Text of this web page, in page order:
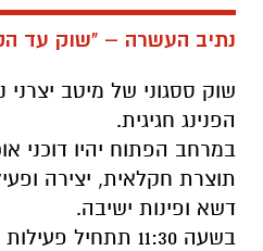
נתיב העשרה – "שוק עד
שוק ססגוני של מיטב
הפנינג חגיגית.
במרחב הפתוח יהיו דוכני
תוצרת חקלאית, יצירה
דשא ופינות ישיבה.
בשעה 11:30 תתחיל